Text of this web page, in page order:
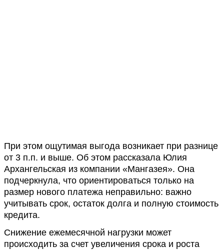
При этом ощутимая выгода возникает при разнице
от 3 п.п. и выше. Об этом рассказала Юлия
Архангельская из компании «Мангазея». Она
подчеркнула, что ориентироваться только на
размер нового платежа неправильно: важно
учитывать срок, остаток долга и полную стоимость
кредита.
Снижение ежемесячной нагрузки может
происходить за счет увеличения срока и роста